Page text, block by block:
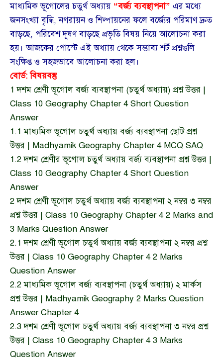
মাধ্যমিক ভূগোলের চতুর্থ অধ্যায় “বর্জ্য ব্যবস্থাপনা” এর মধ্যে
জনসংখ্যা বৃদ্ধি, নগরায়ন ও শিল্পায়নের ফলে বর্জ্যের পরিমাণ দ্রুত
বাড়ছে, পরিবেশ দূষণ বাড়ছে প্রভৃতি বিষয় নিয়ে আলোচনা করা
হয়। আজকের পোস্টে এই অধ্যায় থেকে সম্ভাব্য শর্ট প্রশ্নগুলি
সংক্ষিপ্ত ও সহজভাবে আলোচনা করা হল।
বোর্ড: বিষয়বস্তু
1 দশম শ্রেণী ভূগোল বর্জ্য ব্যবস্থাপনা (চতুর্থ অধ্যায়) প্রশ্ন উত্তর |
Class 10 Geography Chapter 4 Short Question
Answer
1.1 মাধ্যমিক ভূগোল চতুর্থ অধ্যায় বর্জ্য ব্যবস্থাপনা ছোট প্রশ্ন
উত্তর | Madhyamik Geography Chapter 4 MCQ SAQ
1.2 দশম শ্রেণীর ভূগোল চতুর্থ অধ্যায় বর্জ্য ব্যবস্থাপনা প্রশ্ন উত্তর |
Class 10 Geography Chapter 4 Short Question
Answer
2 দশম শ্রেণী ভূগোল চতুর্থ অধ্যায় বর্জ্য ব্যবস্থাপনা ২ নম্বর ৩ নম্বর
প্রশ্ন উত্তর | Class 10 Geography Chapter 4 2 Marks and
3 Marks Question Answer
2.1 দশম শ্রেণী ভূগোল চতুর্থ অধ্যায় বর্জ্য ব্যবস্থাপনা ২ নম্বর প্রশ্ন
উত্তর | Class 10 Geography Chapter 4 2 Marks
Question Answer
2.2 মাধ্যমিক ভূগোল বর্জ্য ব্যবস্থাপনা (চতুর্থ অধ্যায়) ২ মার্কস
প্রশ্ন উত্তর | Madhyamik Geography 2 Marks Question
Answer Chapter 4
2.3 দশম শ্রেণী ভূগোল চতুর্থ অধ্যায় বর্জ্য ব্যবস্থাপনা ৩ নম্বর প্রশ্ন
উত্তর | Class 10 Geography Chapter 4 3 Marks
Question Answer